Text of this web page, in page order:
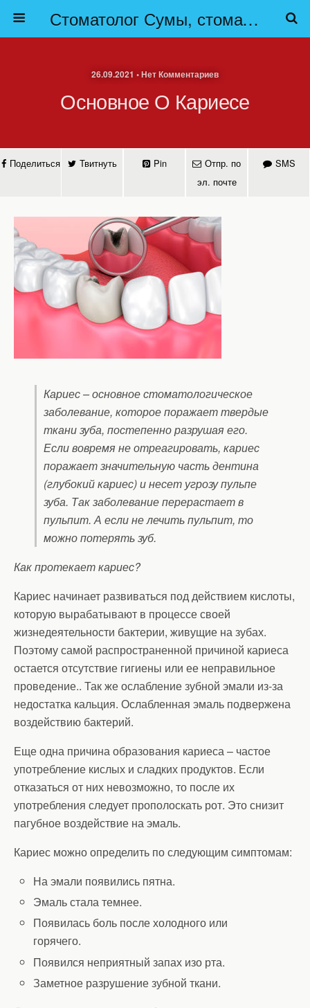
Стоматолог Сумы, стоматологические клиники Сумы, детская стоматология в Сумах. | Частная стоматология Сумы
26.09.2021 • Нет Комментариев
Основное О Кариесе
Поделиться Твитнуть Pin
Отпр. по
эл. почте
SMS
Кариес – основное стоматологическое
заболевание, которое поражает твердые
ткани зуба, постепенно разрушая его.
Если вовремя не отреагировать, кариес
поражает значительную часть дентина
(глубокий кариес) и несет угрозу пульпе
зуба. Так заболевание перерастает в
пульпит. А если не лечить пульпит, то
можно потерять зуб.
Как протекает кариес?
Кариес начинает развиваться под действием кислоты,
которую вырабатывают в процессе своей
жизнедеятельности бактерии, живущие на зубах.
Поэтому самой распространенной причиной кариеса
остается отсутствие гигиены или ее неправильное
проведение.. Так же ослабление зубной эмали из-за
недостатка кальция. Ослабленная эмаль подвержена
воздействию бактерий.
Еще одна причина образования кариеса – частое
употребление кислых и сладких продуктов. Если
отказаться от них невозможно, то после их
употребления следует прополоскать рот. Это снизит
пагубное воздействие на эмаль.
Кариес можно определить по следующим симптомам:
На эмали появились пятна.
Эмаль стала темнее.
Появилась боль после холодного или
горячего.
Появился неприятный запах изо рта.
Заметное разрушение зубной ткани.